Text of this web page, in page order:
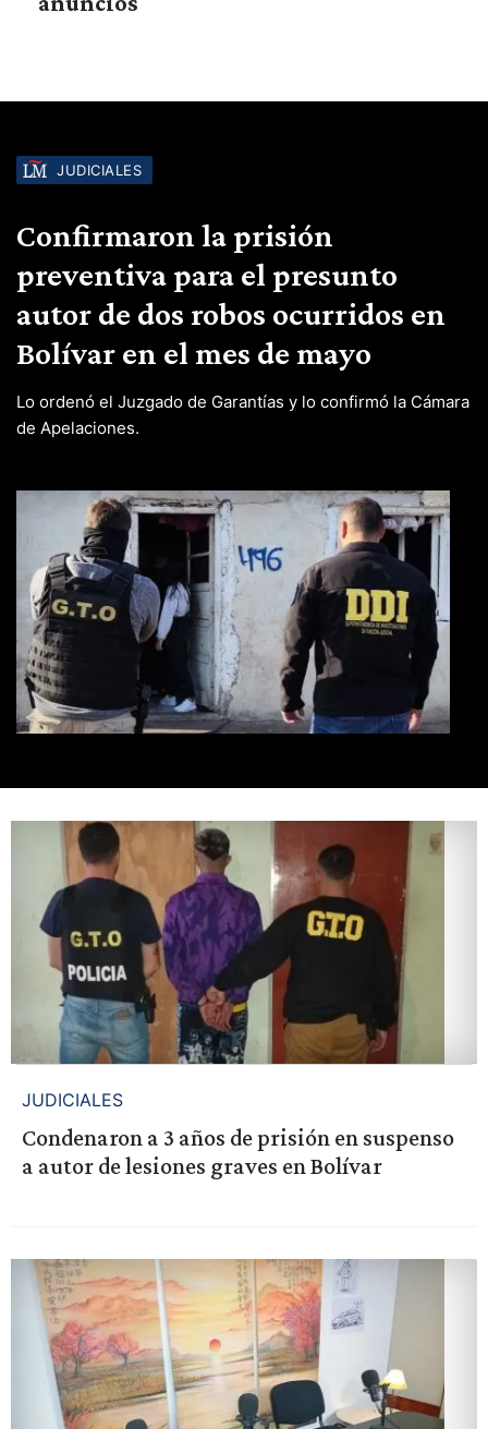
JUDICIALES
Confirmaron la prisión
preventiva para el presunto
autor de dos robos ocurridos en
Bolívar en el mes de mayo
Lo ordenó el Juzgado de Garantías y lo confirmó la Cámara
de Apelaciones.
JUDICIALES
Condenaron a 3 años de prisión en suspenso
a autor de lesiones graves en Bolívar